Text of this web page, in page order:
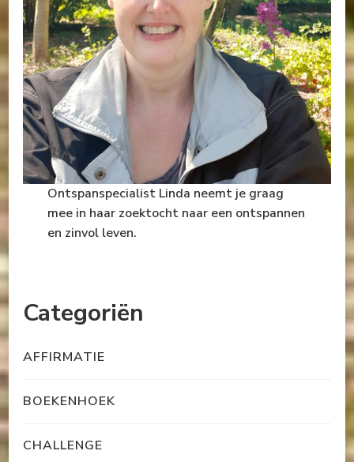
Ontspanspecialist Linda neemt je graag
mee in haar zoektocht naar een ontspannen
en zinvol leven.
Categoriën
AFFIRMATIE
BOEKENHOEK
CHALLENGE